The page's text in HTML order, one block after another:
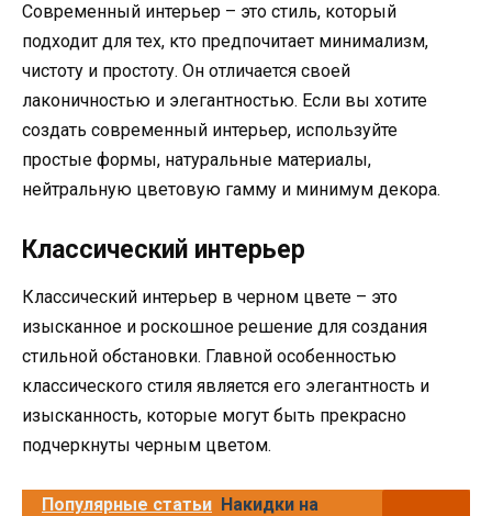
Современный интерьер – это стиль, который
подходит для тех, кто предпочитает минимализм,
чистоту и простоту. Он отличается своей
лаконичностью и элегантностью. Если вы хотите
создать современный интерьер, используйте
простые формы, натуральные материалы,
нейтральную цветовую гамму и минимум декора.
Классический интерьер
Классический интерьер в черном цвете – это
изысканное и роскошное решение для создания
стильной обстановки. Главной особенностью
классического стиля является его элегантность и
изысканность, которые могут быть прекрасно
подчеркнуты черным цветом.
Популярные статьи Накидки на